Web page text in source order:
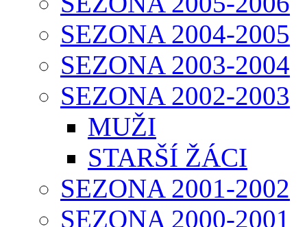
SEZONA 2004-2005
SEZONA 2003-2004
SEZONA 2002-2003
MUŽI
STARŠÍ ŽÁCI
SEZONA 2001-2002
SEZONA 2000-2001